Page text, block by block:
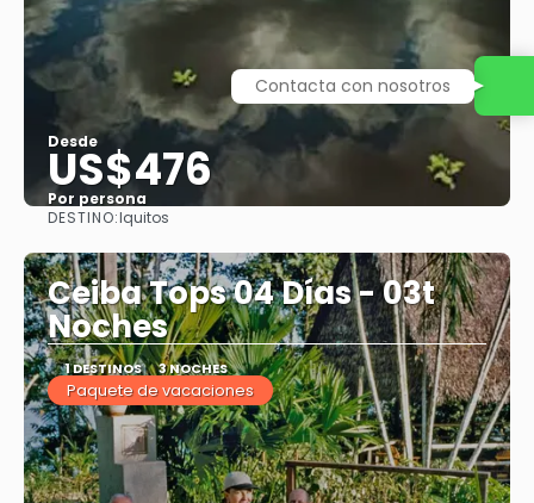
Desde
US$476
Por persona
DESTINO:Iquitos
Ceiba Tops 04 Días - 03t
Noches
1 DESTINOS 3 NOCHES
Paquete de vacaciones
Contacta con nosotros